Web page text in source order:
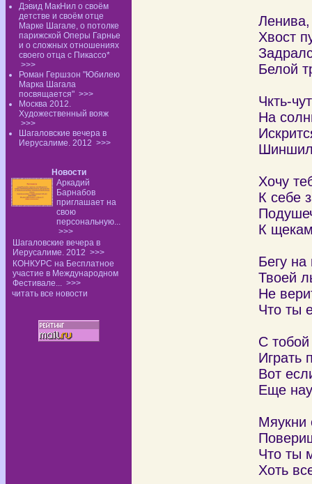
Дэвид МакНил о своём
детстве и своём отце
Марке Шагале, о потолке
парижской Оперы Гарнье
и о сложных отношениях
своего отца с Пикассо*
>>>
Роман Гершзон "Юбилею
Марка Шагала
посвящается" >>>
Москва 2012.
Художественный вояж
>>>
Шагаловские вечера в
Иерусалиме. 2012 >>>
Новости
Аркадий
Барнабов
приглашает на
свою
персональную...
>>>
Шагаловские вечера в
Иерусалиме. 2012 >>>
КОНКУРС на Бесплатное
участие в Международном
Фестивале... >>>
читать все новости
Хвост
Белой
Чкть-
На
Хочу
К себе
К
Бегу на
Твоей
Не
Что ты
С
Играть
Вот
Еще
Мяукни
Что ты
Хоть